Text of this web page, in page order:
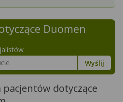
Duomen
Wyślij
dotyczące